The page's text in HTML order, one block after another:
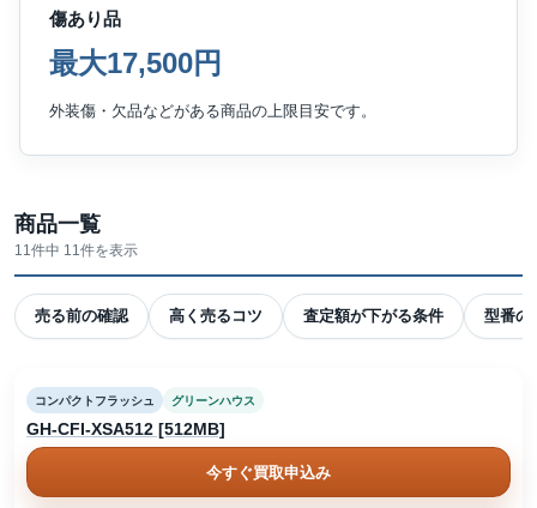
傷あり品
最大17,500円
外装傷・欠品などがある商品の上限目安です。
商品一覧
11件中 11件を表示
売る前の確認 高く売るコツ 査定額が下がる条件 型番の
コンパクトフラッシュ グリーンハウス
GH-CFI-XSA512 [512MB]
今すぐ買取申込み